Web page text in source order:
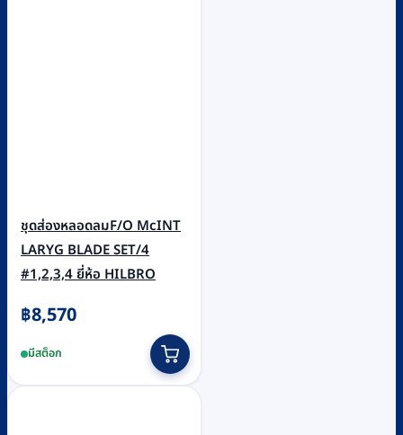
ชุดส่องหลอดลมF/O McINT
LARYG BLADE SET/4
#1,2,3,4 ยี่ห้อ HILBRO
฿8,570
มีสต็อก